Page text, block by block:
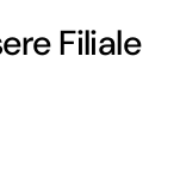
Filiale